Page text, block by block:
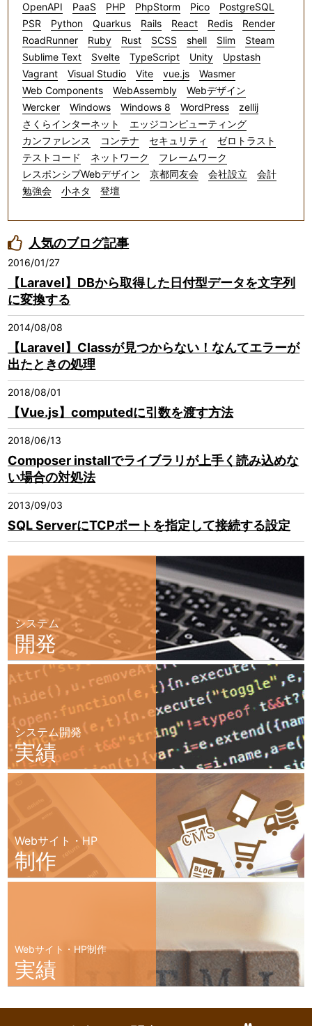
OpenAPI
PaaS PHP PhpStorm Pico
PostgreSQL
PSR
Python Quarkus Rails React Redis
Render
RoadRunner
Ruby Rust SCSS shell Slim
Steam
Sublime Text
Svelte TypeScript Unity
Upstash
Vagrant
Visual Studio Vite vue.js
Wasmer
Web Components
WebAssembly
Webデザイン
Wercker
Windows Windows 8 WordPress
zellij
さくらインターネット
エッジコンピューティング
カンファレンス
コンテナ セキュリティ
ゼロトラスト
テストコード
ネットワーク
フレームワーク
レスポンシブWebデザイン
京都同友会 会社設立
会計
勉強会
小ネタ 登壇
人気のブログ記事
2016/01/27
【Laravel】DBから取得した日付型データを文字列
に変換する
2014/08/08
【Laravel】Classが見つからない！なんてエラーが
出たときの処理
2018/08/01
【Vue.js】computedに引数を渡す方法
2018/06/13
Composer installでライブラリが上手く読み込めな
い場合の対処法
2013/09/03
SQL ServerにTCPポートを指定して接続する設定
システム
開発
システム開発
実績
Webサイト・HP
制作
Webサイト・HP制作
実績